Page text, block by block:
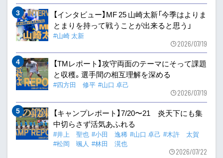
【インタビュー】MF 25 山崎太新「今季はよりま
とまりを持って戦うことが出来ると思う」
#山崎 太新
2026/07/19
【TMレポート】攻守両面のテーマにそって課題
と収穫。選手間の相互理解を深める
#四方田 修平 #山口 卓己
2026/07/19
【キャンプレポート】7/20〜21 炎天下にも集
中切らさず活気あふれる
#井上 聖也 #小田 逸稀 #山口 卓己 #木許 太賀
#松岡 颯人 #林田 滉也
2026/07/22